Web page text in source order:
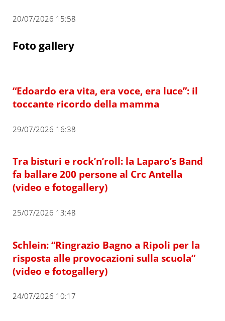
20/07/2026 15:58
Foto gallery
“Edoardo era vita, era voce, era luce”: il
toccante ricordo della mamma
29/07/2026 16:38
Tra bisturi e rock’n’roll: la Laparo’s Band
fa ballare 200 persone al Crc Antella
(video e fotogallery)
25/07/2026 13:48
Schlein: “Ringrazio Bagno a Ripoli per la
risposta alle provocazioni sulla scuola”
(video e fotogallery)
24/07/2026 10:17